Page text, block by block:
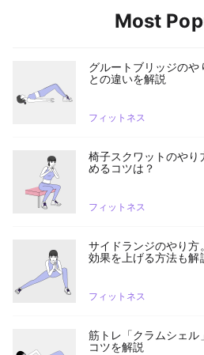
Most
グルートブリッジのや
との違いを解説
フィットネス
椅子スクワットのやり
めるコツは？
フィットネス
サイドランジのやり方
効果を上げる方法も解
フィットネス
筋トレ「クラムシェル
コツを解説